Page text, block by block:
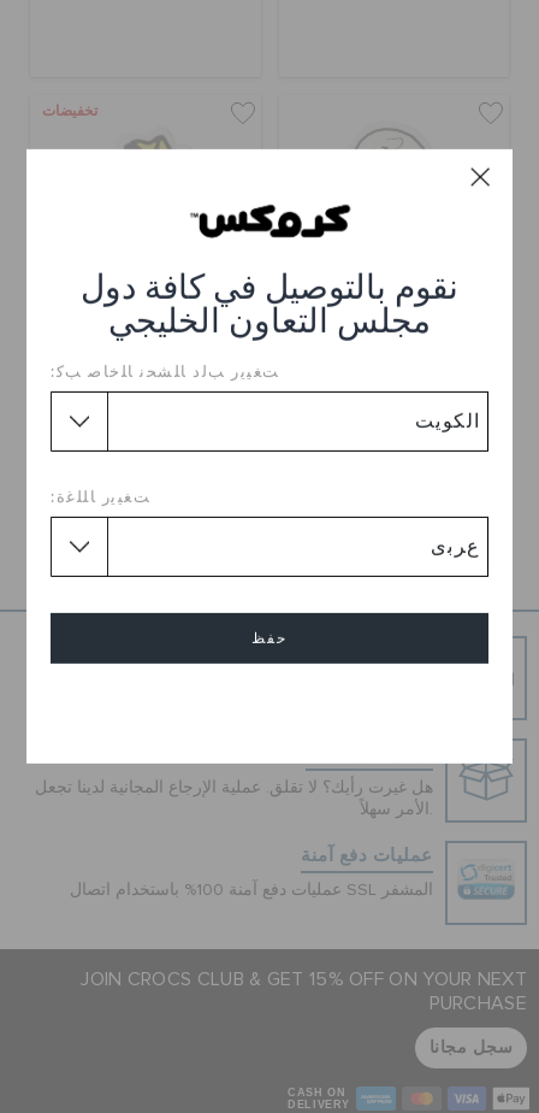
نقوم بالتوصيل في كافة دول
مجلس التعاون الخليجي
ﺖﻐﻴﻳﺭ ﺐﻟﺩ ﺎﻠﺸﺤﻧ ﺎﻠﺧﺎﺻ ﺐﻛ:
ﺖﻐﻴﻳﺭ ﺎﻠﻠﻏﺓ:
حفظ
تخفيضات
صندل تروبيكال II كادي
KWD
1
هل غيرت رأيك؟ لا تقلق. عملية الإرجاع المجانية لدينا تجعل
الأمر سهلاً.
عمليات دفع آمنة
عمليات دفع آمنة 100% باستخدام اتصال SSL المشفر
JOIN CROCS CLUB & GET 15% OFF ON YOUR NEXT
PURCHASE
سجل مجانا
CASH ON
DELIVERY